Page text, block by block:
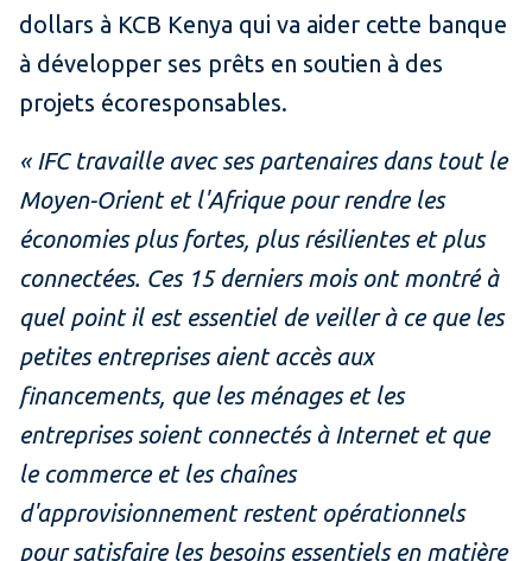
dollars à KCB Kenya qui va aider cette banque
à développer ses prêts en soutien à des
projets écoresponsables.
« IFC travaille avec ses partenaires dans tout le
Moyen-Orient et l'Afrique pour rendre les
économies plus fortes, plus résilientes et plus
connectées. Ces 15 derniers mois ont montré à
quel point il est essentiel de veiller à ce que les
petites entreprises aient accès aux
financements, que les ménages et les
entreprises soient connectés à Internet et que
le commerce et les chaînes
d'approvisionnement restent opérationnels
pour satisfaire les besoins essentiels en matière